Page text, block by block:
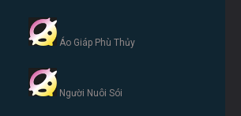
Áo Giáp Phù Thủy
Người Nuôi Sói